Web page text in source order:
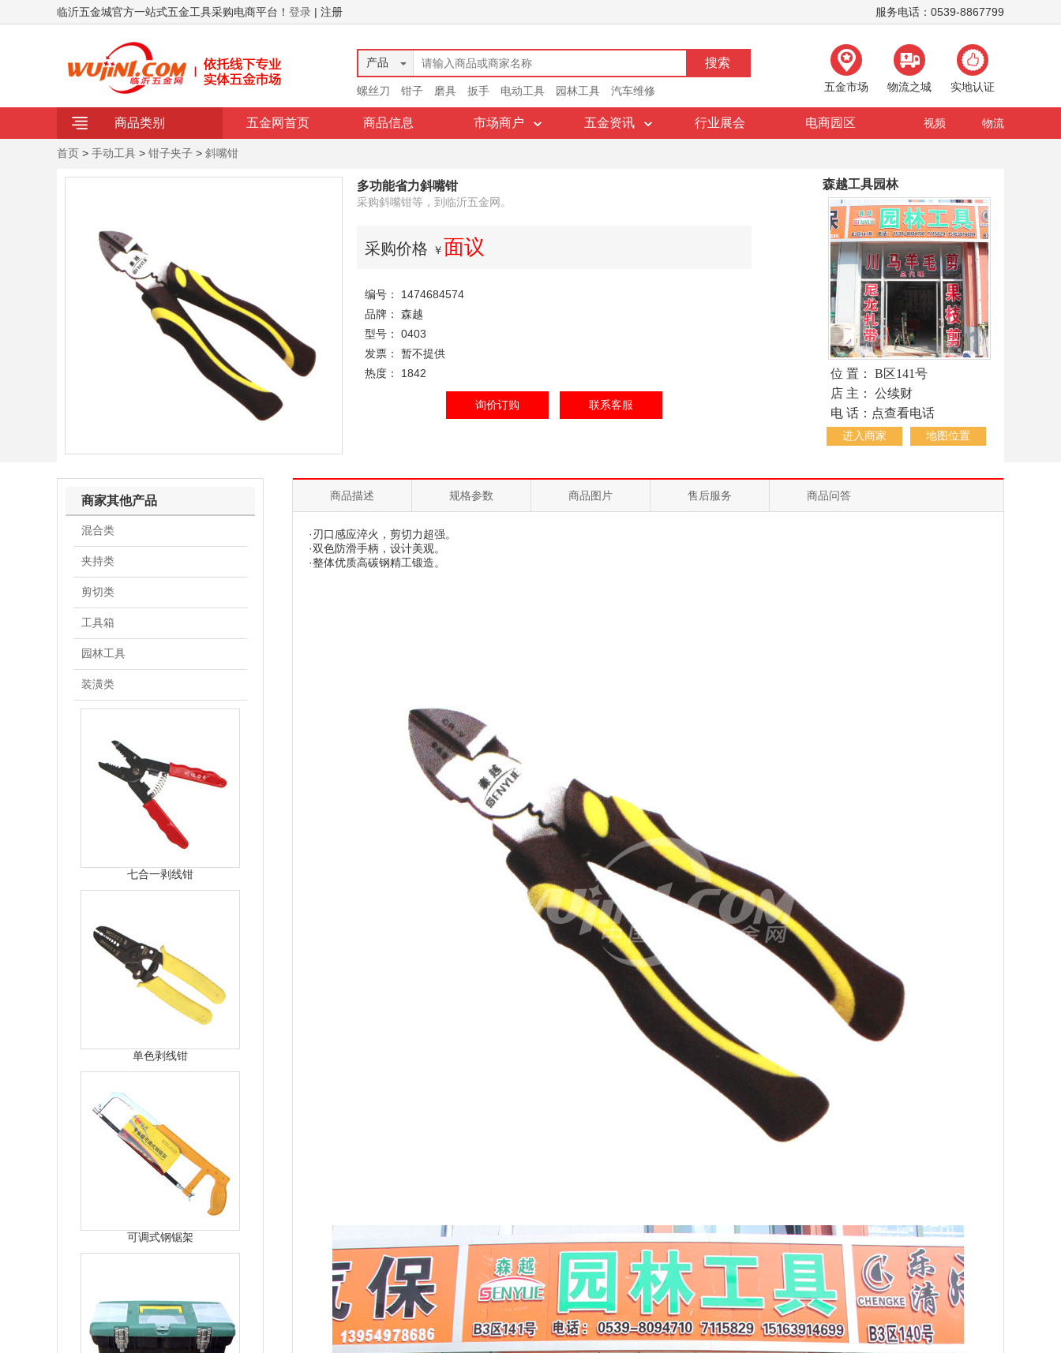
服务电话：0539-8867799
临沂五金城官方一站式五金工具采购电商平台！ 登录 | 注册
产品
螺丝刀 钳子 磨具 扳手 电动工具 园林工具 汽车维修 五金市场 物流之城 实地认证
商品类别 五金网首页 商品信息 市场商户 五金资讯 行业展会 电商园区 视频 物流
首页 > 手动工具 > 钳子夹子 > 斜嘴钳
森越工具园林
位 置： B区141号
店 主： 公续财
电 话：点查看电话
进入商家 地图位置
多功能省力斜嘴钳
采购斜嘴钳等，到临沂五金网。
采购价格 ￥面议
编号： 1474684574
品牌： 森越
型号： 0403
发票： 暂不提供
热度： 1842
询价订购 联系客服
商品描述 规格参数 商品图片 售后服务 商品问答
·刃口感应淬火，剪切力超强。
·双色防滑手柄，设计美观。
·整体优质高碳钢精工锻造。
商家其他产品
混合类
夹持类
剪切类
工具箱
园林工具
装潢类
七合一剥线钳
单色剥线钳
可调式钢锯架